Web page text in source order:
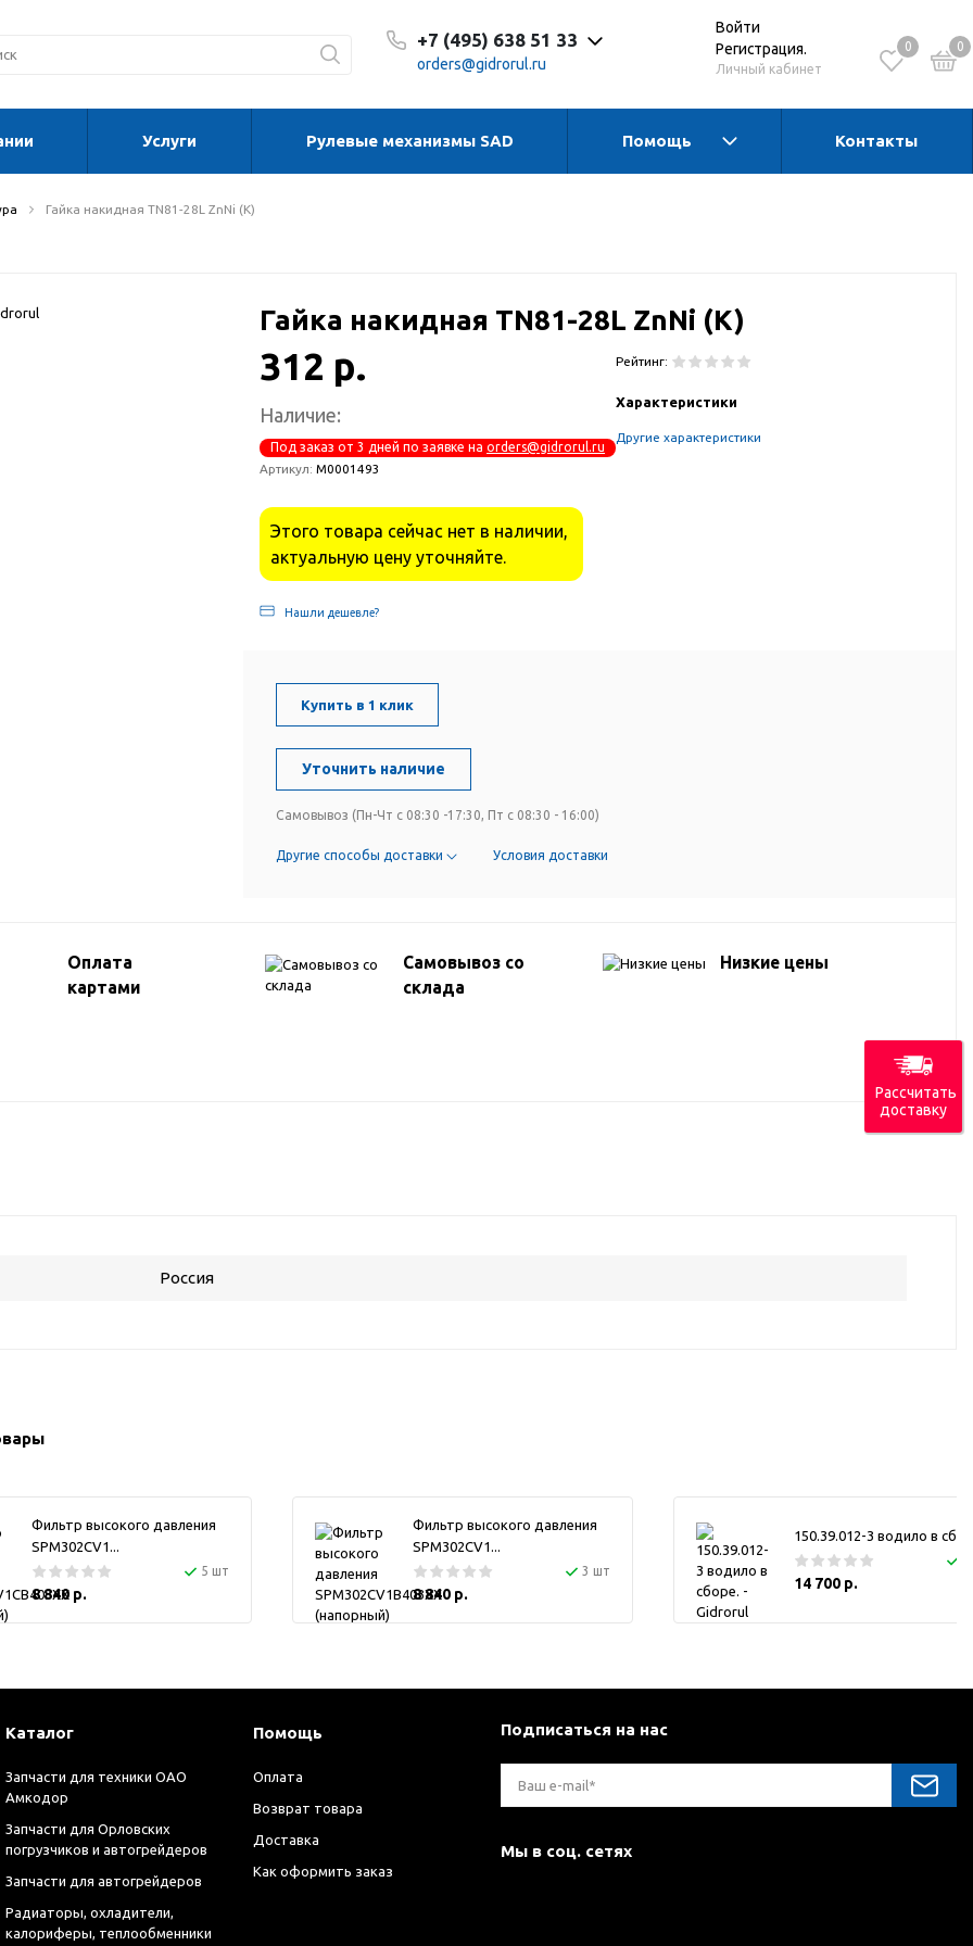
+7 (495) 638 51 33
orders@gidrorul.ru
С 8:30 до 17:30 Пн-Чт
Войти
Регистрация.
Личный кабинет
0 0
Услуги Рулевые механизмы SAD Помощь Контакты
Гайка накидная TN81-28L ZnNi (K)
Гайка накидная TN81-28L ZnNi (K)
312 р.
Наличие:
Под заказ от 3 дней по заявке на orders@gidrorul.ru
Артикул: М0001493
Этого товара сейчас нет в наличии,
актуальную цену уточняйте.
Нашли дешевле?
Характеристики
Другие характеристики
Рейтинг:
Уточнить наличие
Купить в 1 клик
Самовывоз (Пн-Чт с 08:30 -17:30, Пт с 08:30 - 16:00)
Другие способы доставки Условия доставки
Оплата
картами
Самовывоз со
склада
Низкие цены
Россия
Фильтр высокого давления
SPM302CV1...
5 шт
8 840 р.
Фильтр высокого давления
SPM302CV1...
3 шт
8 840 р.
150.39.012-3 водило в
14 700 р.
Каталог
Запчасти для техники ОАО
Амкодор
Запчасти для Орловских
погрузчиков и автогрейдеров
Запчасти для автогрейдеров
Радиаторы, охладители,
калориферы, теплообменники
Помощь
Оплата
Возврат товара
Доставка
Как оформить заказ
Подписаться на нас
Мы в соц. сетях
Рассчитать
доставку